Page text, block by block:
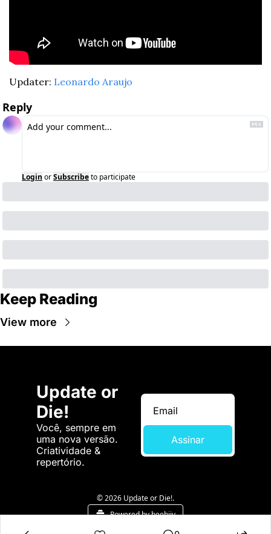
Updater: Leonardo Araujo
Reply
Login orSubscribeto participate
Keep Reading
View more
Update or
Die!
Você, sempre em
uma nova versão.
Criatividade &
repertório.
Assinar
© 2026 Update or Die!.
Powered by beehiiv